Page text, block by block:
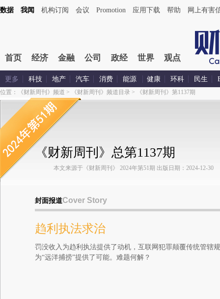
数据 我闻 机构订阅 会议 Promotion 应用下载 帮助 网上有害
首页 经济 金融 公司 政经 世界 观点
更多 科技 地产 汽车 消费 能源 健康 环科 民生
位置： 《财新周刊》频道 > 《财新周刊》频道目录 > 《财新周刊》第1137期
《财新周刊》总第1137期
本文来源于《财新周刊》 2024年第51期 出版日期：2024-12-30
封面报道Cover Story
趋利执法求治
罚没收入为趋利执法提供了动机，互联网犯罪颠覆传统管辖
为“远洋捕捞”提供了可能。难题何解？